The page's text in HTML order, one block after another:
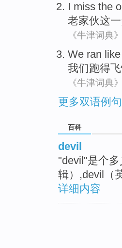
I miss the
老家伙这
《牛津词典》
We ran
我们跑得
《牛津词典》
更多双语例句
百科
devil
"devil"是个
辑）,devil（
详细内容